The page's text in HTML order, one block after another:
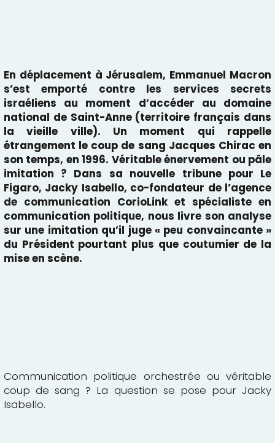
En déplacement à Jérusalem, Emmanuel Macron
s’est emporté contre les services secrets
israéliens au moment d’accéder au domaine
national de Saint-Anne (territoire français dans
la vieille ville). Un moment qui rappelle
étrangement le coup de sang Jacques Chirac en
son temps, en 1996. Véritable énervement ou pâle
imitation ? Dans sa nouvelle tribune pour Le
Figaro, Jacky Isabello, co-fondateur de l’agence
de communication CorioLink et spécialiste en
communication politique, nous livre son analyse
sur une imitation qu’il juge « peu convaincante »
du Président pourtant plus que coutumier de la
mise en scène.
Communication politique orchestrée ou véritable
coup de sang ? La question se pose pour Jacky
Isabello.